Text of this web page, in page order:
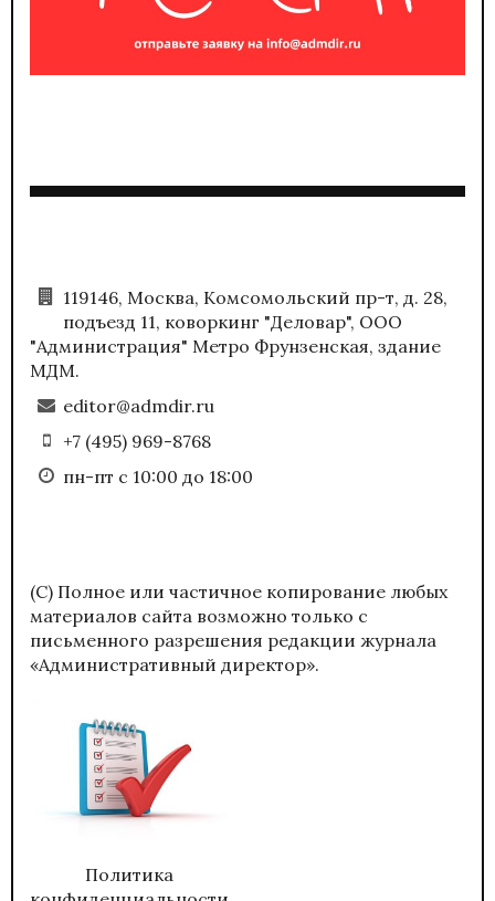
119146, Москва, Комсомольский пр-т, д. 28,
подъезд 11, коворкинг "Деловар", ООО
"Администрация" Метро Фрунзенская, здание
МДМ.
editor@admdir.ru
+7 (495) 969-8768
пн-пт с 10:00 до 18:00
(С) Полное или частичное копирование любых
материалов сайта возможно только с
письменного разрешения редакции журнала
«Административный директор».
Политика